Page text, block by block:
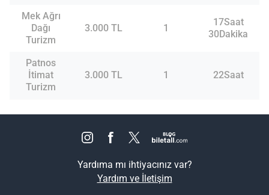
Mek Ağrı
Dağı
Turizm
3.000 TL 1
17Saat
30Dakika
Patnos
İtimat
Turizm
3.000 TL 1 22Saat
Yardıma mı ihtiyacınız var?
Yardım ve İletişim